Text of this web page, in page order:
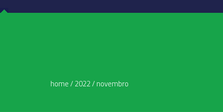
home/2022/novembro